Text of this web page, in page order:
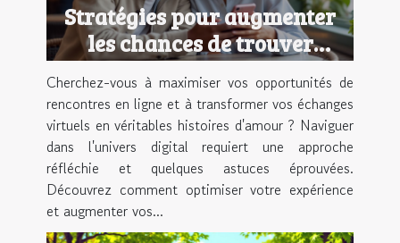
Stratégies pour augmenter
les chances de trouver
l'amour en ligne
Cherchez-vous à maximiser vos opportunités de
rencontres en ligne et à transformer vos échanges
virtuels en véritables histoires d'amour ? Naviguer
dans l'univers digital requiert une approche
réfléchie et quelques astuces éprouvées.
Découvrez comment optimiser votre expérience
et augmenter vos...